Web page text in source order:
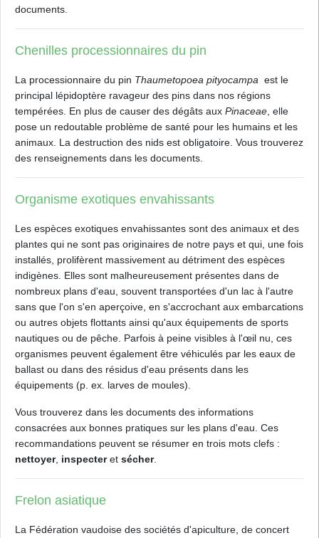
documents.
Chenilles processionnaires du pin
La processionnaire du pin Thaumetopoea pityocampa est le
principal lépidoptère ravageur des pins dans nos régions
tempérées. En plus de causer des dégâts aux Pinaceae , elle
pose un redoutable problème de santé pour les humains et les
animaux. La destruction des nids est obligatoire. Vous trouverez
des renseignements dans les documents.
Organisme exotiques envahissants
Les espèces exotiques envahissantes sont des animaux et des
plantes qui ne sont pas originaires de notre pays et qui, une fois
installés, prolifèrent massivement au détriment des espèces
indigènes. Elles sont malheureusement présentes dans de
nombreux plans d'eau, souvent transportées d'un lac à l'autre
sans que l'on s'en aperçoive, en s'accrochant aux embarcations
ou autres objets flottants ainsi qu'aux équipements de sports
nautiques ou de pêche. Parfois à peine visibles à l'œil nu, ces
organismes peuvent également être véhiculés par les eaux de
ballast ou dans des résidus d'eau présents dans les
équipements (p. ex. larves de moules).
Vous trouverez dans les documents des informations
consacrées aux bonnes pratiques sur les plans d'eau. Ces
recommandations peuvent se résumer en trois mots clefs :
nettoyer, inspecteret sécher.
Frelon asiatique
La Fédération vaudoise des sociétés d'apiculture, de concert